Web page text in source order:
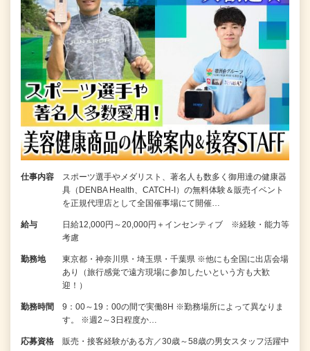
仕事内容
スポーツ選手やメダリスト、著名人も数多く御用達の健康器
具（DENBA Health、CATCH-I）の無料体験＆販売イベント
を正規代理店として全国催事場にて開催…
給与
日給12,000円～20,000円＋インセンティブ ※経験・能力等
考慮
勤務地
東京都・神奈川県・埼玉県・千葉県 ※他にも全国に出店会場
あり（旅行感覚で遠方現場に参加したいという方も大歓
迎！）
勤務時間
9：00～19：00の間で実働8H ※勤務場所によって異なりま
す。 ※週2～3日程度か…
応募資格 販売・接客経験がある方／30歳～58歳の男女スタッフ活躍中